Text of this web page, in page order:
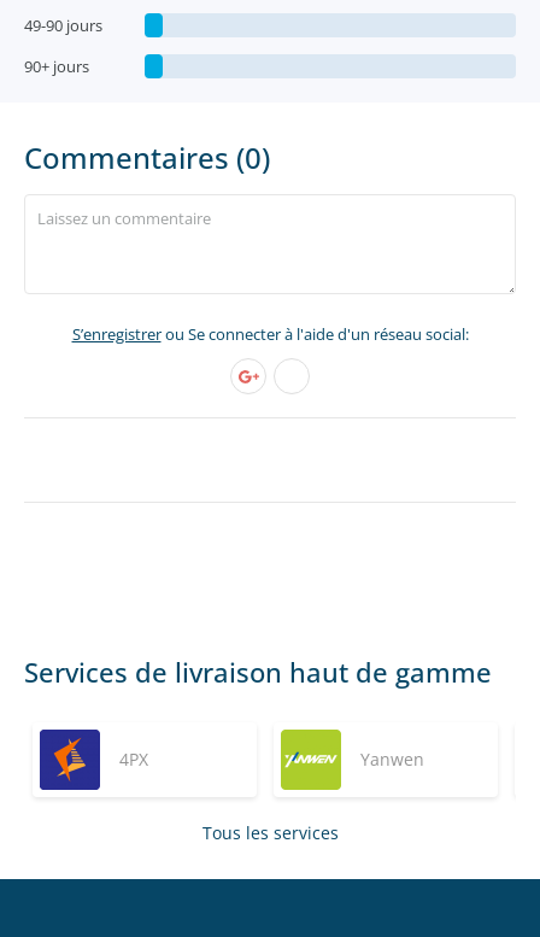
49-90 jours
90+ jours
Commentaires (0)
S’enregistrerou Se connecter à l'aide d'un réseau social:
Services de livraison haut de gamme
4PX Yanwen
Tous les services